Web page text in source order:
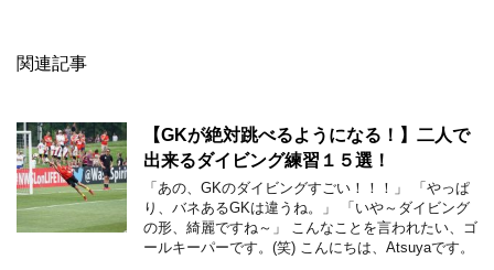
関連記事
【GKが絶対跳べるようになる！】二人で
出来るダイビング練習１５選！
「あの、GKのダイビングすごい！！！」 「やっぱ
り、バネあるGKは違うね。」 「いや～ダイビング
の形、綺麗ですね～」 こんなことを言われたい、ゴ
ールキーパーです。(笑) こんにちは、Atsuyaです。